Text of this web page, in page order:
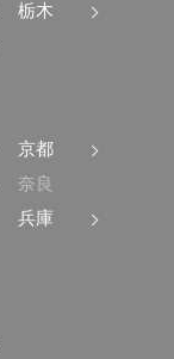
栃木
京都
奈良
兵庫